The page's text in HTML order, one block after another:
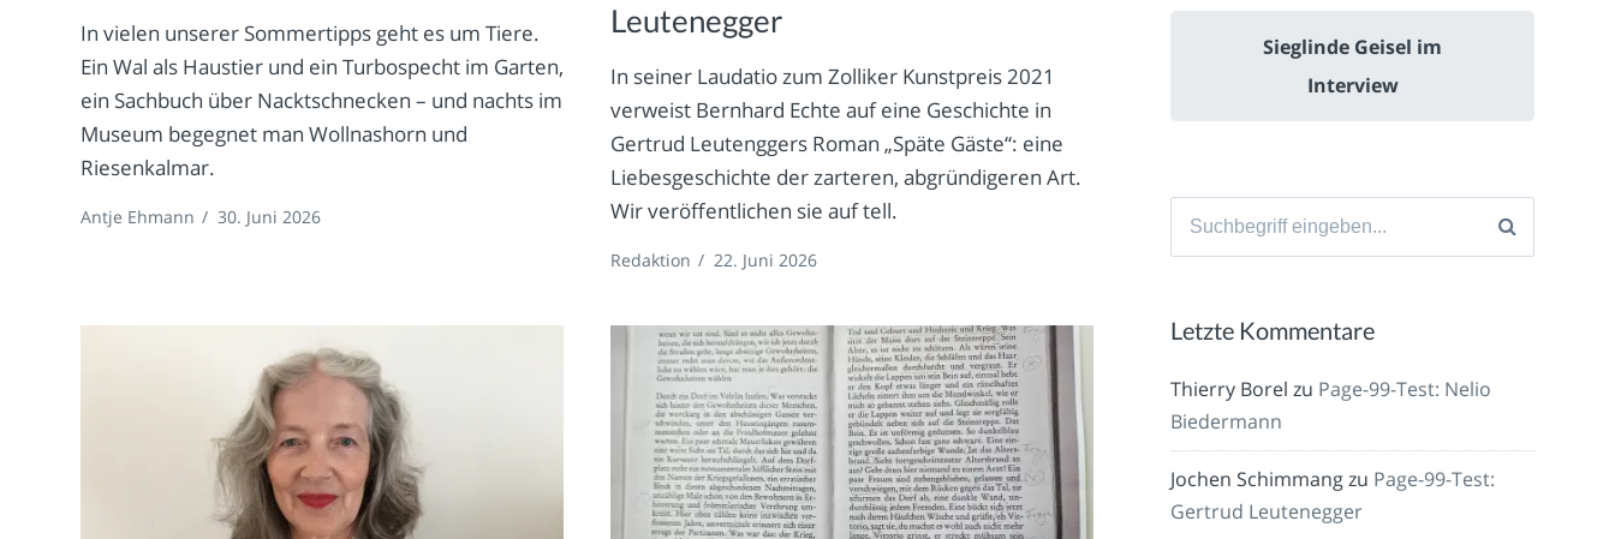
In vielen unserer Sommertipps geht es um Tiere.
Ein Wal als Haustier und ein Turbospecht im Garten,
ein Sachbuch über Nacktschnecken – und nachts im
Museum begegnet man Wollnashorn und
Riesenkalmar.
Antje Ehmann / 30. Juni 2026
Leutenegger
In seiner Laudatio zum Zolliker Kunstpreis 2021
verweist Bernhard Echte auf eine Geschichte in
Gertrud Leutenggers Roman „Späte Gäste“: eine
Liebesgeschichte der zarteren, abgründigeren Art.
Wir veröffentlichen sie auf tell.
Redaktion / 22. Juni 2026
Sieglinde Geisel im
Interview
Suche
Letzte Kommentare
Thierry Borel zu Page-99-Test: Nelio
Biedermann
Jochen Schimmangzu Page-99-Test:
Gertrud Leutenegger